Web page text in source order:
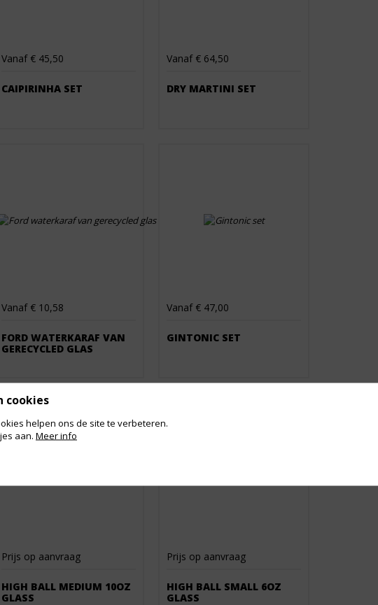
Vanaf € 45,50
CAIPIRINHA SET
Vanaf € 64,50
DRY MARTINI SET
Vanaf € 10,58
FORD WATERKARAF VAN
GERECYCLED GLAS
Vanaf € 47,00
GINTONIC SET
Prijs op aanvraag
HIGH BALL MEDIUM 10OZ
GLASS
Prijs op aanvraag
HIGH BALL SMALL 6OZ
GLASS
cookies
helpen ons de site te verbeteren.
aan. Meer info